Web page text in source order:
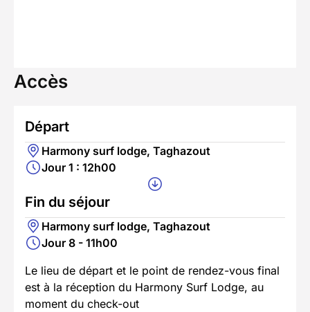
Accès
Départ
Harmony surf lodge, Taghazout
Jour 1 : 12h00
Fin du séjour
Harmony surf lodge, Taghazout
Jour 8 - 11h00
Le lieu de départ et le point de rendez-vous final
est à la réception du Harmony Surf Lodge, au
moment du check-out